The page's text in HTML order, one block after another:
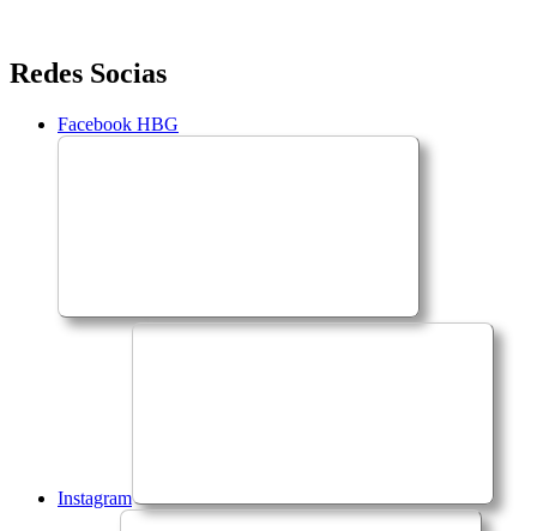
Saltar
para
conteúdo
Redes Socias
Facebook HBG
Instagram